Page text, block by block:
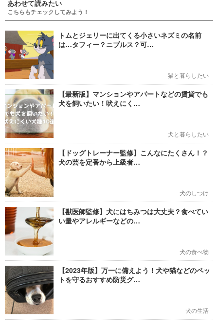
あわせて読みたい
こちらもチェックしてみよう！
トムとジェリーに出てくる小さいネズミの名前
は…タフィー？ニブルス？可…
猫と暮らしたい
【最新版】マンションやアパートなどの賃貸でも
犬を飼いたい！吠えにく…
犬と暮らしたい
【ドッグトレーナー監修】こんなにたくさん！？
犬の芸を定番から上級者…
犬のしつけ
【獣医師監修】犬にはちみつは大丈夫？食べてい
い量やアレルギーなどの…
犬の食べ物
【2023年版】万一に備えよう！犬や猫などのペッ
トを守るおすすめ防災グ…
犬の生活